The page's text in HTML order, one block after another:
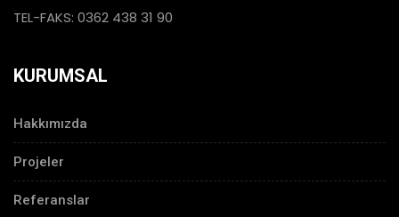
TEL-FAKS: 0362 438 31 90
KURUMSAL
Hakkımızda
Projeler
Referanslar